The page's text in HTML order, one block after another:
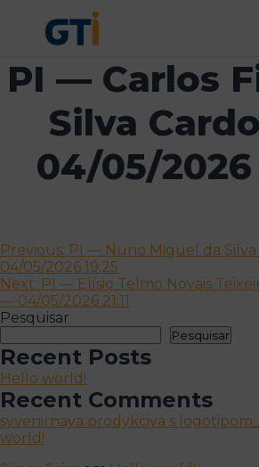
PI — Carlos
Silva
04/05/2026
Navegação
de
artigos
Previous: PI — Nuno Miguel da
04/05/2026 19:25
Next: PI — Elísio Telmo Novais
— 04/05/2026 21:11
Pesquisar
Pesquisar
Recent Posts
Hello world!
Recent Comments
syvenirnaya prodykciya s
world!